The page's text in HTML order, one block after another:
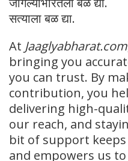
सत्याला बळ द्या.
At Jaaglyabharat.com
bringing you
you can trust. By
contribution, you
delivering high-
our reach, and
bit of support keeps
and empowers us